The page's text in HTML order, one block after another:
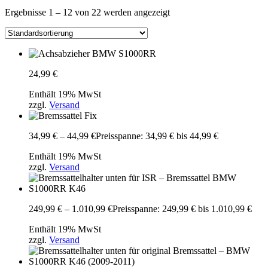
Ergebnisse 1 – 12 von 22 werden angezeigt
24,99 €
Enthält 19% MwSt
zzgl. Versand
34,99 € – 44,99 €Preisspanne: 34,99 € bis 44,99 €
Enthält 19% MwSt
zzgl. Versand
249,99 € – 1.010,99 €Preisspanne: 249,99 € bis 1.010,99 €
Enthält 19% MwSt
zzgl. Versand